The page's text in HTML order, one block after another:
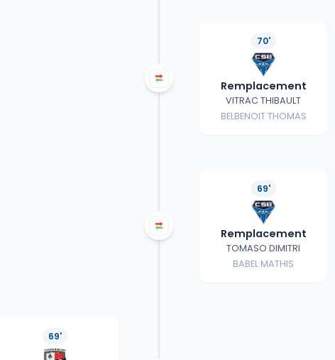
70'
Remplacement
VITRAC THIBAULT
BELBENOIT THOMAS
69'
Remplacement
TOMASO DIMITRI
BABEL MATHIS
69'